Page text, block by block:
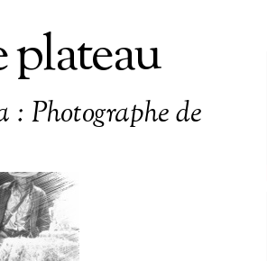
plateau
Photographe de